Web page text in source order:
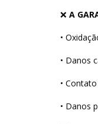
❌ A
•
• Danos
•
• Danos